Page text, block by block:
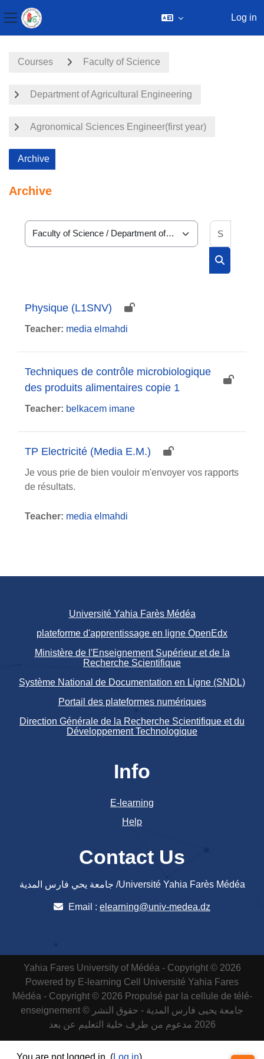
Side panel
Log in
Courses Faculty of Science
Department of Agricultural Engineering
Agronomical Sciences Engineer(first year)
Archive
Archive
Course categories
Physique (L1SNV)
Teacher: media elmahdi
Techniques de contrôle microbiologique
des produits alimentaires copie 1
Teacher: belkacem imane
TP Electricité (Media E.M.)
Je vous prie de bien vouloir m'envoyer vos rapports
de résultats.
Teacher: media elmahdi
Université Yahia Farès Médéa
plateforme d'apprentissage en ligne OpenEdx
Ministère de l'Enseignement Supérieur et de la
Recherche Scientifique
Système National de Documentation en Ligne (SNDL)
Portail des plateformes numériques
Direction Générale de la Recherche Scientifique et du
Développement Technologique
Info
E-learning
Help
Contact Us
جامعة يحي فارس المدية /Université Yahia Farès Médéa
Email : elearning@univ-medea.dz
Yahia Fares University of Médéa - Copyright © 2026
Powered by E-learning Cell
Université Yahia Fares
Médéa - Copyright © 2026 Propulsé par la cellule de télé-
enseignement جامعة يحيى فارس المدية - حقوق النشر ©
2026 مدعوم من طرف خلية التعليم عن بعد
You are not logged in. ( Log in)